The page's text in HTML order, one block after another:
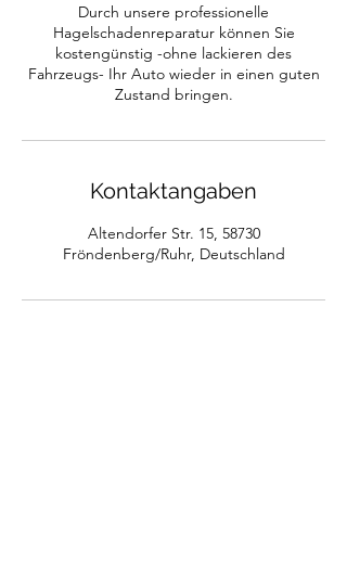
Durch unsere professionelle
Hagelschadenreparatur können Sie
kostengünstig -ohne lackieren des
Fahrzeugs- Ihr Auto wieder in einen guten
Zustand bringen.
Kontaktangaben
Altendorfer Str. 15, 58730
Fröndenberg/Ruhr, Deutschland